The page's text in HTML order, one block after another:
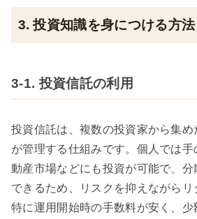
3. 投資知識を身につける方法
3-1. 投資信託の利用
投資信託は、複数の投資家から集め
が管理する仕組みです。個人では
動産市場などにも投資が可能で、
できるため、リスクを抑えながらリ
特に運用開始時の手数料が安く、